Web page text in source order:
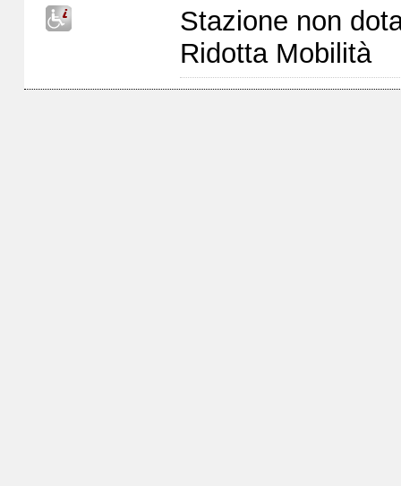
Stazione non
Ridotta Mobilità